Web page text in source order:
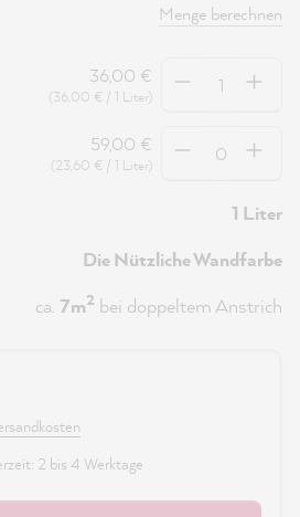
Menge berechnen
36,00 €
(36,00 € / 1 Liter)
59,00 €
(23,60 € / 1 Liter)
1 Liter
Die Nützliche Wandfarbe
ca. 7m2 bei doppeltem Anstrich
2 bis 4 Werktage